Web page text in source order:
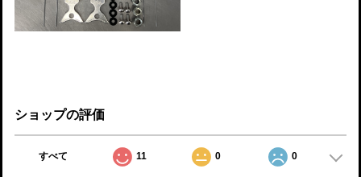
ショップの評価
すべて 11 0 0